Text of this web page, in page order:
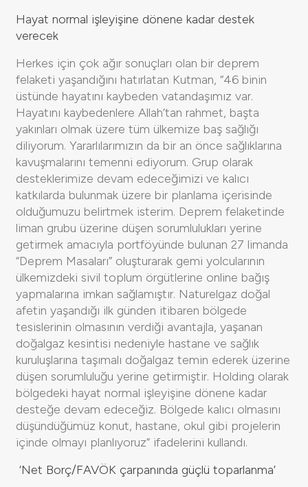
Hayat normal işleyişine dönene kadar destek
verecek
Herkes için çok ağır sonuçları olan bir deprem
felaketi yaşandığını hatırlatan Kutman, “46 binin
üstünde hayatını kaybeden vatandaşımız var.
Hayatını kaybedenlere Allah’tan rahmet, başta
yakınları olmak üzere tüm ülkemize baş sağlığı
diliyorum. Yararlılarımızın da bir an önce sağlıklarına
kavuşmalarını temenni ediyorum. Grup olarak
desteklerimize devam edeceğimizi ve kalıcı
katkılarda bulunmak üzere bir planlama içerisinde
olduğumuzu belirtmek isterim. Deprem felaketinde
liman grubu üzerine düşen sorumlulukları yerine
getirmek amacıyla portföyünde bulunan 27 limanda
“Deprem Masaları” oluşturarak gemi yolcularının
ülkemizdeki sivil toplum örgütlerine online bağış
yapmalarına imkan sağlamıştır. Naturelgaz doğal
afetin yaşandığı ilk günden itibaren bölgede
tesislerinin olmasının verdiği avantajla, yaşanan
doğalgaz kesintisi nedeniyle hastane ve sağlık
kuruluşlarına taşımalı doğalgaz temin ederek üzerine
düşen sorumluluğu yerine getirmiştir. Holding olarak
bölgedeki hayat normal işleyişine dönene kadar
desteğe devam edeceğiz. Bölgede kalıcı olmasını
düşündüğümüz konut, hastane, okul gibi projelerin
içinde olmayı planlıyoruz” ifadelerini kullandı.
‘Net Borç/FAVÖK çarpanında güçlü toparlanma’